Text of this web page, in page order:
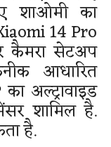
शाओमी का
14 Pro
कैमरा सेटअप
आधारित
अल्ट्रावाइड
शामिल है.
है.